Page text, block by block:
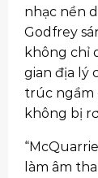
nhạc nền
Godfrey
không chỉ
gian địa lý
trúc ngầm
không bị
làm âm